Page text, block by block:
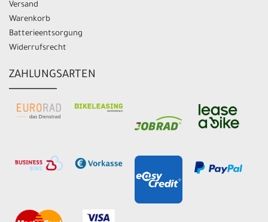
Versand
Warenkorb
Batterieentsorgung
Widerrufsrecht
ZAHLUNGSARTEN